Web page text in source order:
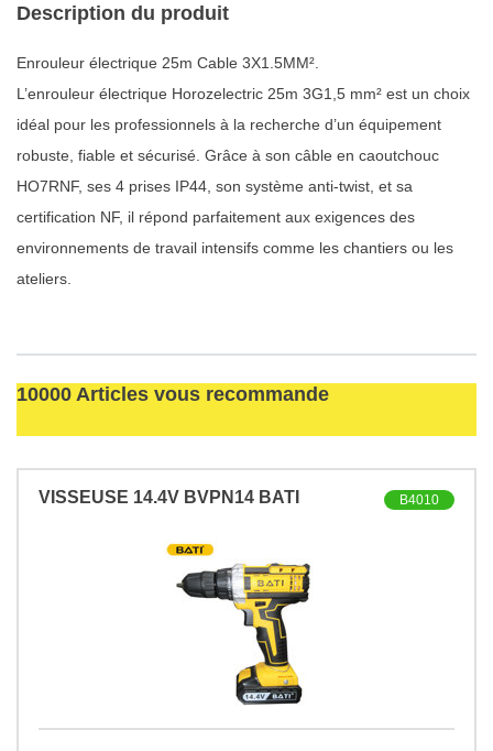
Description du produit
Enrouleur électrique 25m Cable 3X1.5MM².
L’enrouleur électrique Horozelectric 25m 3G1,5 mm² est un choix
idéal pour les professionnels à la recherche d’un équipement
robuste, fiable et sécurisé. Grâce à son câble en caoutchouc
HO7RNF, ses 4 prises IP44, son système anti-twist, et sa
certification NF, il répond parfaitement aux exigences des
environnements de travail intensifs comme les chantiers ou les
ateliers.
10000 Articles vous recommande
VISSEUSE 14.4V BVPN14 BATI B4010